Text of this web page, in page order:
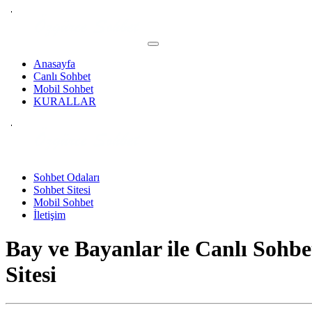
Anasayfa
Canlı Sohbet
Mobil Sohbet
KURALLAR
Sohbet Odaları
Sohbet Sitesi
Mobil Sohbet
İletişim
Bay ve Bayanlar ile Canlı
Sitesi